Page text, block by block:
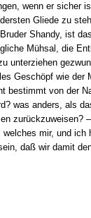
wenn er sicher
Gliede zu
Shandy, ist
Mühsal, die
unterziehen
Geschöpf wie der
bestimmt von der
was anders, als
zurückzuweisen?
mir, und ich
daß wir damit